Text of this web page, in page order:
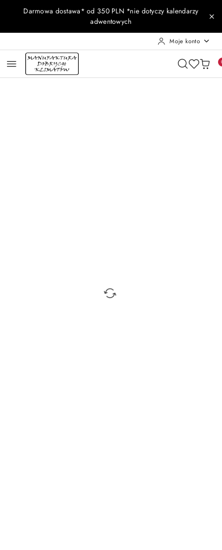
Przejdź do treści głównej
Przejdź do wyszukiwarki
Przejdź do moje konto
Przejdź do menu głównego
Przejdź do opisu produktu
Przejdź do stopki
Darmowa dostawa* od 350 PLN *nie dotyczy kalendarzy
adwentowych
Moje konto